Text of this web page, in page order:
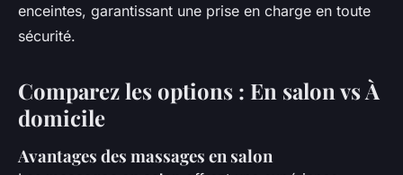
enceintes, garantissant une prise en charge en toute
sécurité.
Comparez les options : En salon vs À
domicile
Avantages des massages en salon